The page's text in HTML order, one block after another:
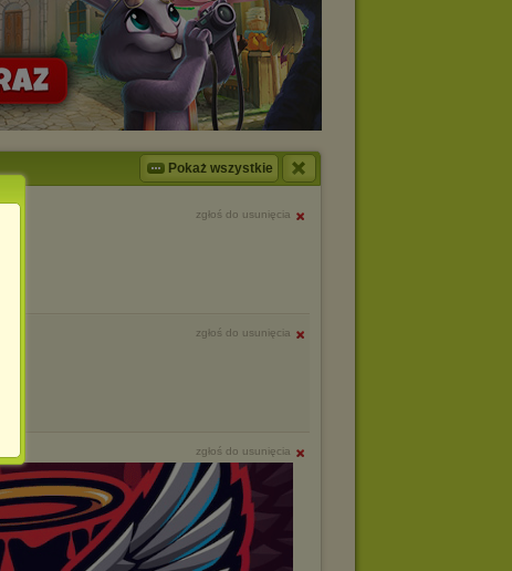
Pokaż wszystkie
zgłoś do usunięcia
zgłoś do usunięcia
zgłoś do usunięcia